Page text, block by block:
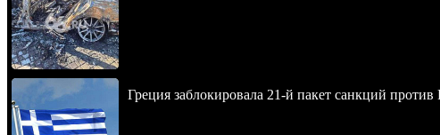
Греция заблокировала 21-й пакет санкций